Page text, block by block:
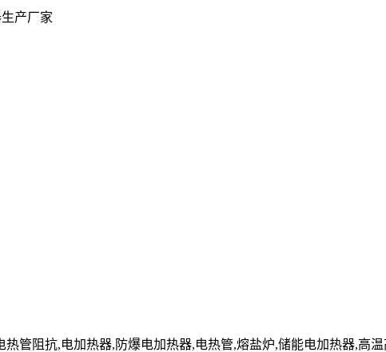
产厂家
管阻抗,电加热器,防爆电加热器,电热管,熔盐炉,储能电加热器,高